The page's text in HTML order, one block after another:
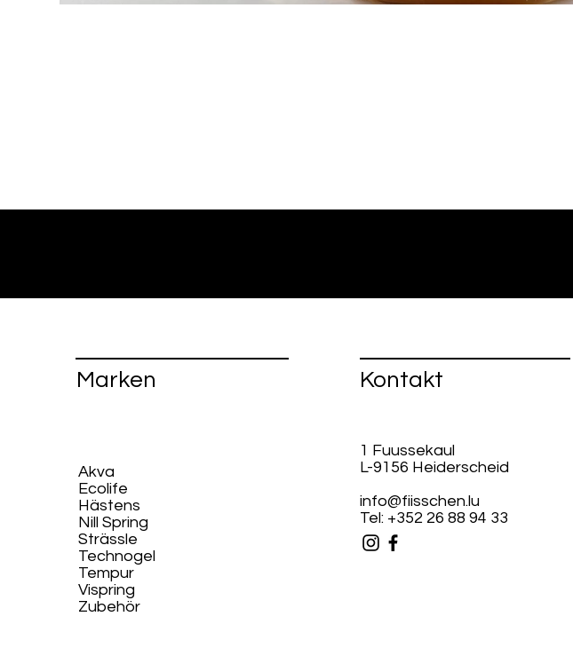
Marken
Akva
Ecolife​
Hästens
Nill Spring
Strässle
Technogel
Tempur
Vispring
Zubehör
Kontakt
1 Fuussekaul
L-9156 Heiderscheid
info@fiisschen.lu
Tel: +352 26 88 94 33